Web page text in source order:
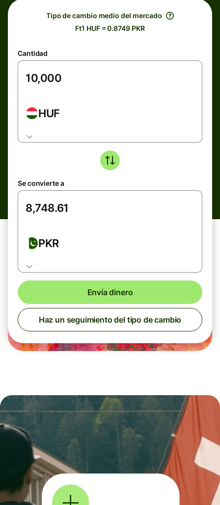
Tipo de cambio medio del mercado
Ft1 HUF = 0.8749 PKR
Cantidad
HUF
Se convierte a
PKR
Envía dinero
Haz un seguimiento del tipo de cambio